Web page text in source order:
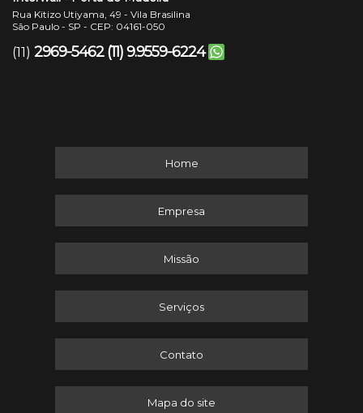
Rua Kitizo Utiyama, 49 - Vila Brasilina
São Paulo - SP - CEP: 04161-050
(11) 2969-5462 (11) 9.9559-6224
Home
Empresa
Missão
Serviços
Contato
Mapa do site